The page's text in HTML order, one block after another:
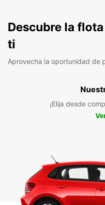
Descubre la
ti
Aprovecha la oportunidad de
¡Elija desde